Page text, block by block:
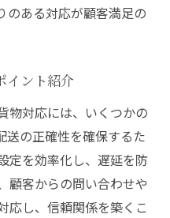
のある対応が顧客満足の
イント紹介
物対応には、いくつかの
送の正確性を確保するた
定を効率化し、遅延を防
顧客からの問い合わせや
応し、信頼関係を築くこ